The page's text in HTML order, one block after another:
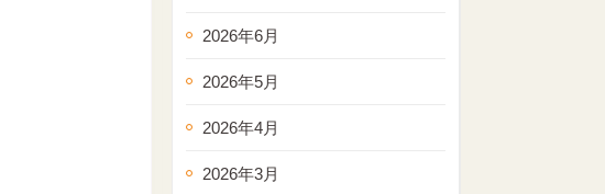
2026年6月
2026年5月
2026年4月
2026年3月